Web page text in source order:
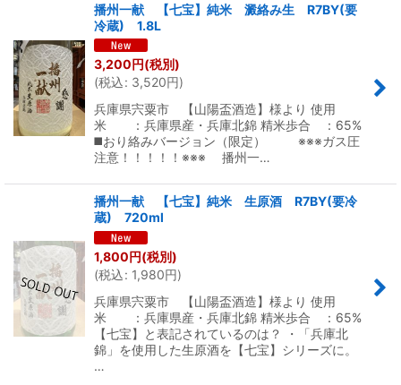
播州一献 【七宝】純米 澱絡み生 R7BY(要
冷蔵) 1.8L
3,200円(税別)
(税込: 3,520円)
兵庫県宍粟市 【山陽盃酒造】様より 使用
米 ：兵庫県産・兵庫北錦 精米歩合 ：65%
◼️おり絡みバージョン（限定） ※※※ガス圧
注意！！！！！※※※ 播州一…
播州一献 【七宝】純米 生原酒 R7BY(要冷
蔵) 720ml
1,800円(税別)
(税込: 1,980円)
兵庫県宍粟市 【山陽盃酒造】様より 使用
米 ：兵庫県産・兵庫北錦 精米歩合 ：65%
【七宝】と表記されているのは？ ・「兵庫北
錦」を使用した生原酒を【七宝】シリーズに。
…